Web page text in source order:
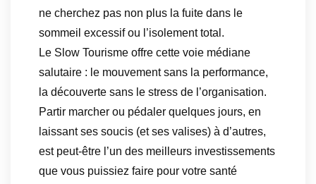
ne cherchez pas non plus la fuite dans le
sommeil excessif ou l’isolement total.
Le Slow Tourisme offre cette voie médiane
salutaire : le mouvement sans la performance,
la découverte sans le stress de l’organisation.
Partir marcher ou pédaler quelques jours, en
laissant ses soucis (et ses valises) à d’autres,
est peut-être l’un des meilleurs investissements
que vous puissiez faire pour votre santé